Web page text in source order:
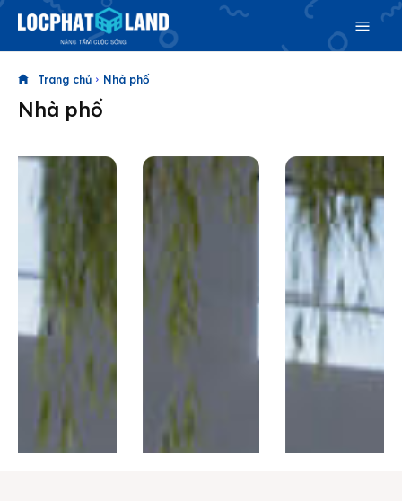
Search
Phiên bản cập nhật V3
& tìm kiếm nhanh chóng hơn
Trang chủ
Dự án
Mua bán
Cho thuê
Thị trường
Trang chủ Nhà phố
Nhà phố